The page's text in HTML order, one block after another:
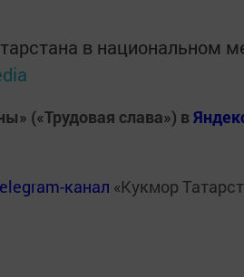
в национальном
(«Трудовая слава») в
канал «Кукмор